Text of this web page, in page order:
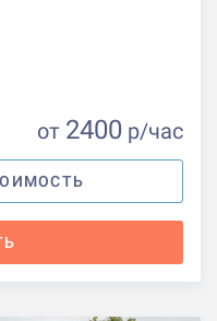
от 2400 р/час